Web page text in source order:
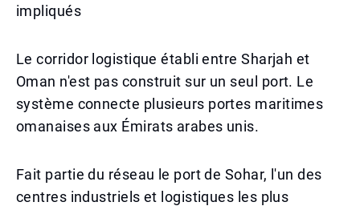
impliqués
Le corridor logistique établi entre Sharjah et
Oman n'est pas construit sur un seul port. Le
système connecte plusieurs portes maritimes
omanaises aux Émirats arabes unis.
Fait partie du réseau le port de Sohar, l'un des
centres industriels et logistiques les plus